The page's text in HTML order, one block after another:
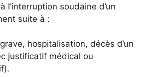
l’interruption soudaine d’un
suite à :
hospitalisation, décès d’un
justificatif médical ou